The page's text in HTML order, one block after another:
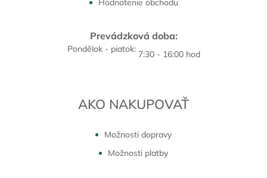
Hodnotenie obchodu
Prevádzková doba:
Pondělok - piatok: 7:30 - 16:00 hod
AKO NAKUPOVAŤ
Možnosti dopravy
Možnosti platby